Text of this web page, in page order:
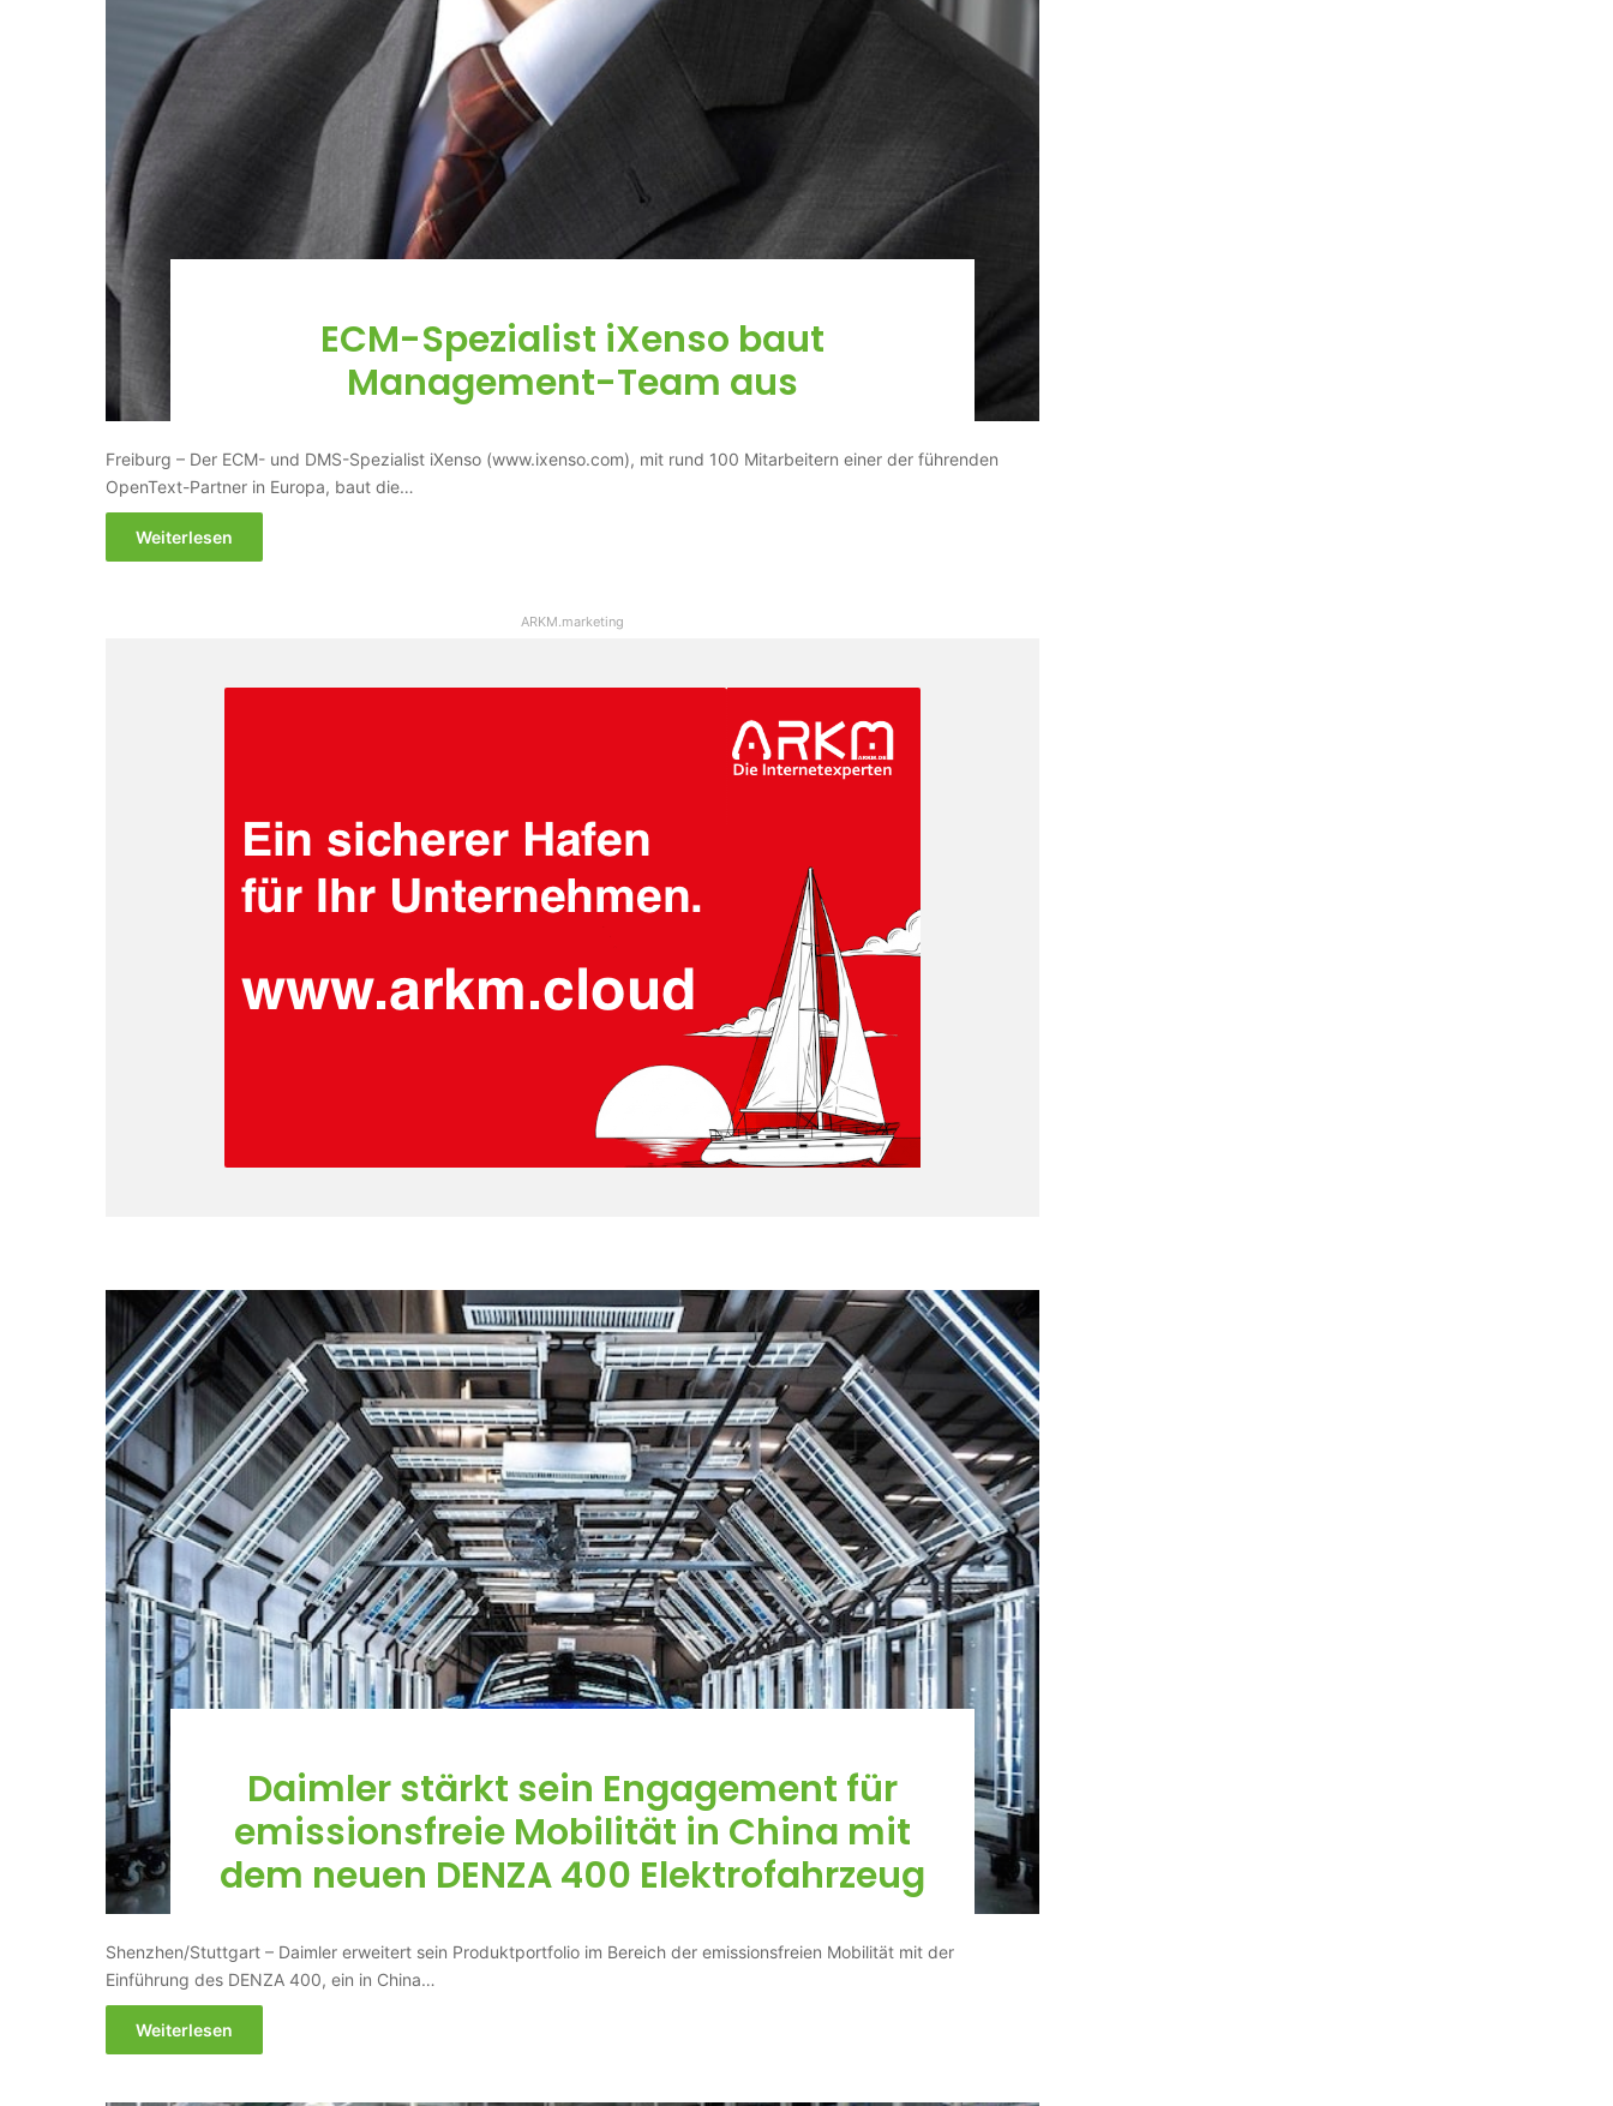
ECM-Spezialist iXenso baut
Management-Team aus
Freiburg – Der ECM- und DMS-Spezialist iXenso (www.ixenso.com), mit rund 100 Mitarbeitern einer der führenden
OpenText-Partner in Europa, baut die…
Weiterlesen
ARKM.marketing
Daimler stärkt sein Engagement für
emissionsfreie Mobilität in China mit
dem neuen DENZA 400 Elektrofahrzeug
Shenzhen/Stuttgart – Daimler erweitert sein Produktportfolio im Bereich der emissionsfreien Mobilität mit der
Einführung des DENZA 400, ein in China…
Weiterlesen